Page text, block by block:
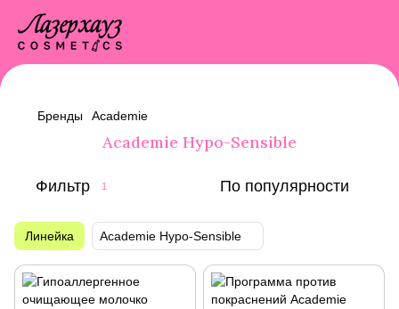
Бренды Academie
Academie Hypo-Sensible
Фильтр 1 По популярности
Линейка Academie Hypo-Sensible